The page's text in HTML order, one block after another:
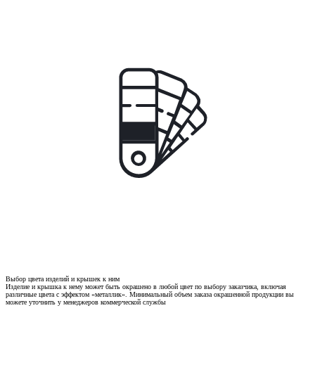
Выбор цвета изделий и крышек к ним
Изделие и крышка к нему может быть окрашено в любой цвет по выбору заказчика, включая
различные цвета с эффектом «металлик». Минимальный объем заказа окрашенной продукции вы
можете уточнить у менеджеров коммерческой службы